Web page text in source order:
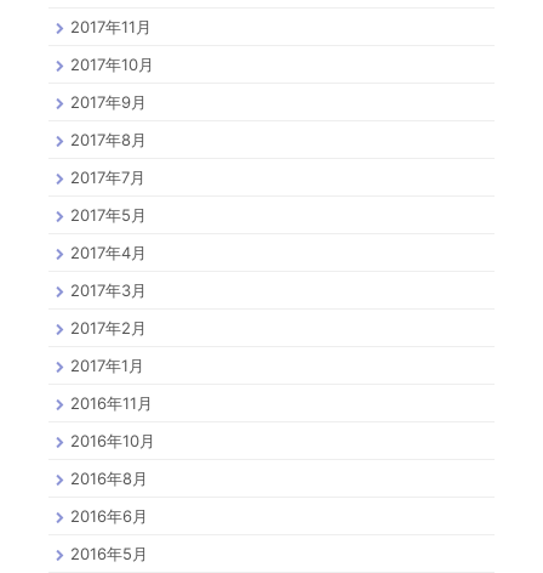
2017年11月
2017年10月
2017年9月
2017年8月
2017年7月
2017年5月
2017年4月
2017年3月
2017年2月
2017年1月
2016年11月
2016年10月
2016年8月
2016年6月
2016年5月